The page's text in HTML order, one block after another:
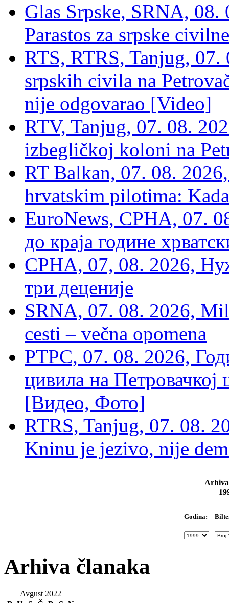
Glas Srpske, SRNA,
Parastos za srpske
RTS, RTRS, Tanjug,
srpskih civila na
nije odgovarao [Video]
RTV, Tanjug, 07. 08.
izbegličkoj koloni na
RT Balkan, 07. 08.
hrvatskim pilotima:
EuroNews, СРНА, 07.
до краја године
СРНА, 07, 08. 2026,
три деценије
SRNA, 07. 08. 2026,
cesti – večna opomena
РТРС, 07. 08. 2026,
цивила на Петровачкој
[Видео, Фото]
RTRS, Tanjug, 07. 08.
Kninu je jezivo, nije
Godina:
Arhiva članaka
Avgust 2022